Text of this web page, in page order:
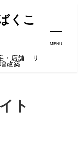
くこ
・店舗 リ
改築
MENU
ト